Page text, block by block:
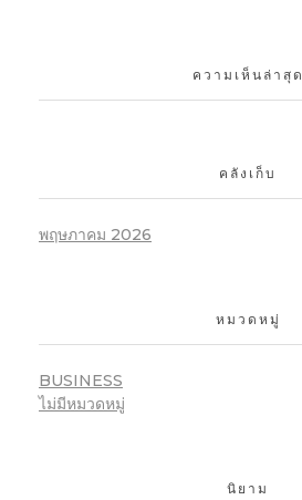
ความเห็นล่าสุด
คลังเก็บ
พฤษภาคม 2026
หมวดหมู่
BUSINESS
ไม่มีหมวดหมู่
นิยาม